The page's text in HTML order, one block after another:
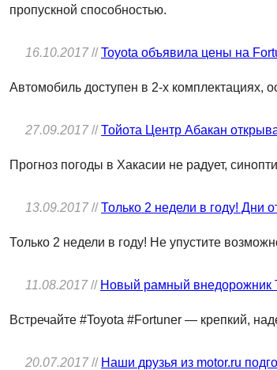
пропускной способностью.
16.10.2017//Toyota объявила цены на
Автомобиль доступен в 2-х комплектациях,
27.09.2017//Тойота Центр Абакан
Прогноз погоды в Хакасии не радует,
13.09.2017//Только 2 недели в году! Дни
Только 2 недели в году! Не упустите
11.08.2017// Новый рамный внедорожник
Встречайте #Toyota #Fortuner — крепкий,
20.07.2017// Наши друзья из motor.ru